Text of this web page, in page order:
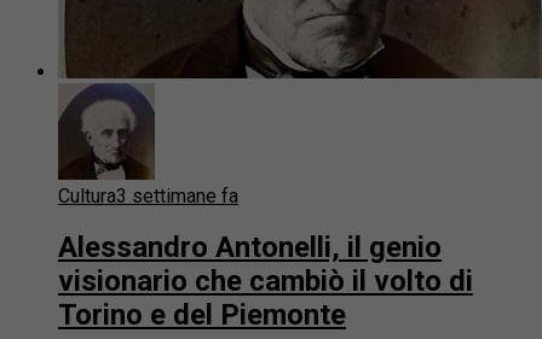
Cultura3 settimane fa
Alessandro Antonelli, il genio
visionario che cambiò il volto di
Torino e del Piemonte